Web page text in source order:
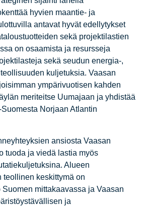
hyvien maantie- ja
antavat hyvät edellytykset
sekä projektilastien
on osaamista ja resursseja
sekä seudun energia-,
kuljetuksia. Vaasan
ympärivuotisen kahden
meriteitse Uumajaan ja yhdistää
Norjaan Atlantin
ansiosta Vaasan
tuoda ja viedä lastia myös
Alueen
keskittymä on
mittakaavassa ja Vaasan
ja